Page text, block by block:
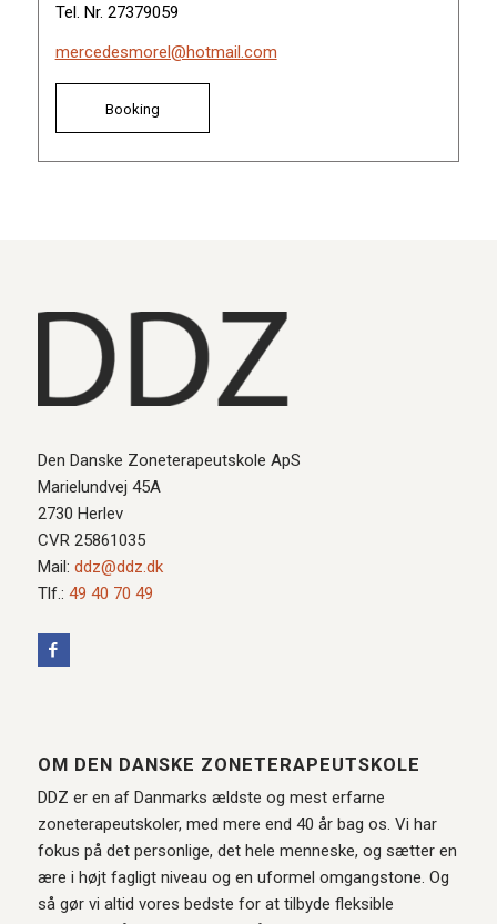
Tel. Nr. 27379059
mercedesmorel@hotmail.com
Booking
Den Danske Zoneterapeutskole ApS
Marielundvej 45A
2730 Herlev
CVR 25861035
Mail: ddz@ddz.dk
Tlf.: 49 40 70 49
OM DEN DANSKE ZONETERAPEUTSKOLE
DDZ er en af Danmarks ældste og mest erfarne
zoneterapeutskoler, med mere end 40 år bag os. Vi har
fokus på det personlige, det hele menneske, og sætter en
ære i højt fagligt niveau og en uformel omgangstone. Og
så gør vi altid vores bedste for at tilbyde fleksible